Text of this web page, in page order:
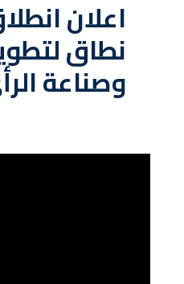
S
E
D
O
اعلان
نطاق
وصناعة